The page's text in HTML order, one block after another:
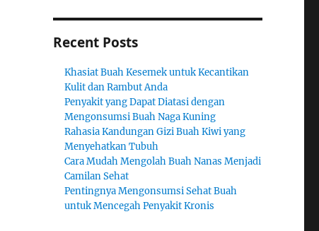
Recent Posts
Khasiat Buah Kesemek untuk Kecantikan
Kulit dan Rambut Anda
Penyakit yang Dapat Diatasi dengan
Mengonsumsi Buah Naga Kuning
Rahasia Kandungan Gizi Buah Kiwi yang
Menyehatkan Tubuh
Cara Mudah Mengolah Buah Nanas Menjadi
Camilan Sehat
Pentingnya Mengonsumsi Sehat Buah
untuk Mencegah Penyakit Kronis